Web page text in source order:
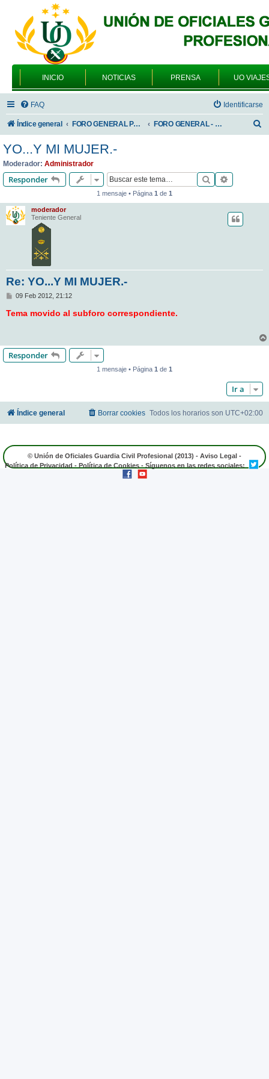
INICIO NOTICIAS PRENSA UO
FAQ Identificarse
Índice general FORO GENERAL PARA TODOS LOS USUARIOS FORO GENERAL - VARIEDADES
r
YO...Y MI MUJER.-
Moderador: Administrador
Responder Buscar
1 mensaje • Página 1 de 1
moderador
Teniente General
Re: YO...Y MI MUJER.-
M
n
s
09 Feb 2012, 21:12
Tema movido al subforo correspondiente.
Responder
1 mensaje • Página 1 de 1
Ir a
Índice general Todos los horarios son UTC+02:00
Borrar cookies
© Unión de Oficiales Guardia Civil Profesional (2013) - Aviso Legal -
Política de Privacidad - Política de Cookies - Síguenos en las redes sociales: